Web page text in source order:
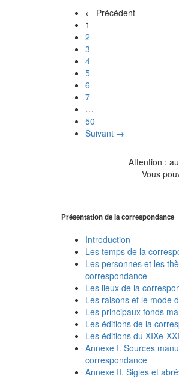
← Précédent
1
2
3
4
5
6
7
…
50
Suivant →
Attention :
Vous
Présentation de la correspondance
Introduction
Les temps de la
Les personnes et les
correspondance
Les lieux de la
Les raisons et le mode
Les principaux fonds
Les éditions de la
Les éditions du XIXe-
Annexe I. Sources
correspondance
Annexe II. Sigles et